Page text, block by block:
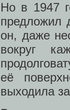
Но в 1947
предложил
он, даже
вокруг
её
выходила